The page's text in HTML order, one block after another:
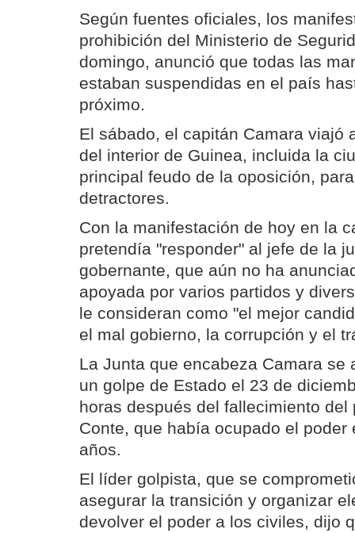
Según fuentes oficiales, los
prohibición del Ministerio de
domingo, anunció que todas las
estaban suspendidas en el país
próximo.
El sábado, el capitán Camara viajó
del interior de Guinea, incluida la
principal feudo de la oposición,
detractores.
Con la manifestación de hoy en la
pretendía "responder" al jefe de la
gobernante, que aún no ha
apoyada por varios partidos y
le consideran como "el mejor
el mal gobierno, la corrupción y el
La Junta que encabeza Camara se
un golpe de Estado el 23 de
horas después del fallecimiento del
Conte, que había ocupado el poder
años.
El líder golpista, que se
asegurar la transición y organizar
devolver el poder a los civiles, dijo